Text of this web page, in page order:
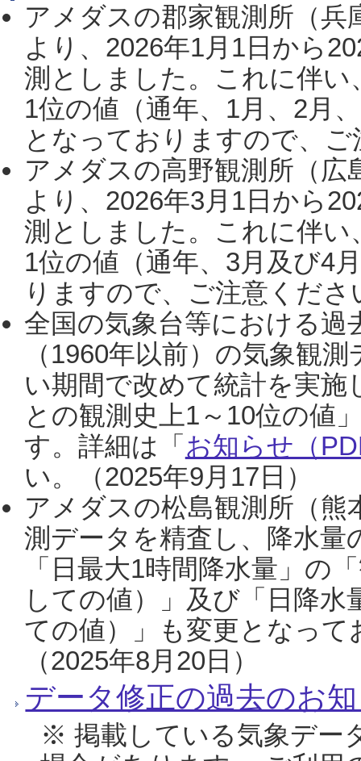
アメダスの郡家観測所（
より、2026年1月1日から
測としました。これに伴い
1位の値（通年、1月、2月
となっておりますので、
アメダスの高野観測所（
より、2026年3月1日から
測としました。これに伴い
1位の値（通年、3月及び4
りますので、ご注意くだ
全国の気象台等における過
（1960年以前）の気象観
い期間で改めて統計を実
との観測史上1～10位の値
す。詳細は「 お知らせ（
い。（2025年9月17日）
アメダスの松島観測所（熊
測データを精査し、降水
「日最大1時間降水量」の
しての値）」及び「日降
ての値）」も変更となっ
（2025年8月20日）
データ修正の過去のお
※ 掲載している気象デー